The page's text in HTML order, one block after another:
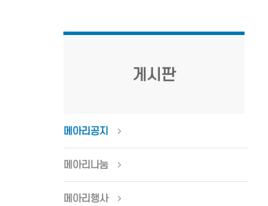
게시판
메아리공지
메아리나눔
메아리행사